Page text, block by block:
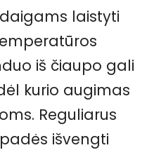
laistyti
iš čiaupo gali
kurio augimas
Reguliarus
išvengti